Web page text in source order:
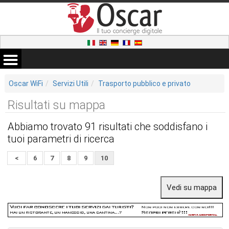
Oscar WiFi Servizi Utili Trasporto pubblico e privato
Risultati su mappa
Abbiamo trovato 91 risultati che soddisfano i
tuoi parametri di ricerca
< 6 7 8 9 10